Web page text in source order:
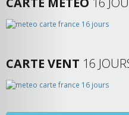
CARTE VENT 16